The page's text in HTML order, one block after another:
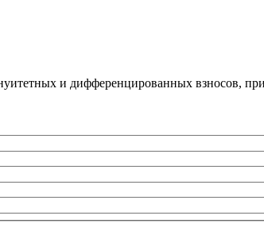
и дифференцированных взносов,